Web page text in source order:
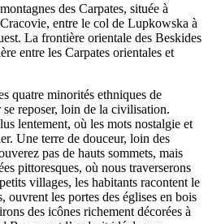
des Carpates, située à
entre le col de Lupkowska à
La frontière orientale des Beskides
entre les Carpates orientales et
quatre minorités ethniques de
reposer, loin de la civilisation.
lentement, où les mots nostalgie et
Une terre de douceur, loin des
pas de hauts sommets, mais
pittoresques, où nous traverserons
villages, les habitants racontent le
ouvrent les portes des églises en bois
des icônes richement décorées à